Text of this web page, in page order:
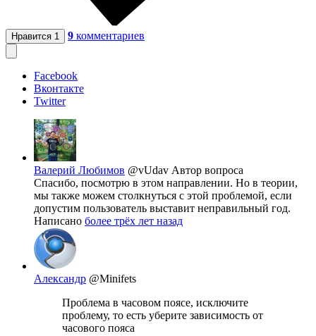
Нравится 1 9 комментариев
Facebook
Вконтакте
Twitter
Валерий Любимов @vUdav Автор вопроса
Спасибо, посмотрю в этом направлении. Но в теории,
мы также можем столкнуться с этой проблемой, если
допустим пользователь выставит неправильный год.
Написано более трёх лет назад
Александр @Minifets
Проблема в часовом поясе, исключите
проблему, то есть уберите зависимость от
часового пояса